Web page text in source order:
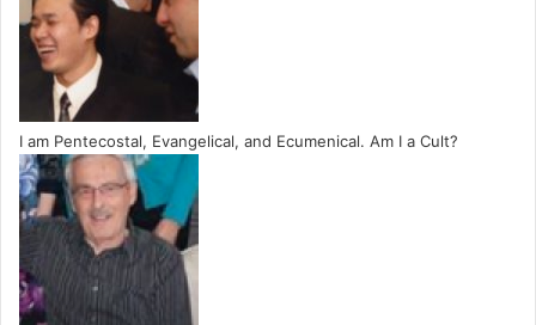
I am Pentecostal, Evangelical, and Ecumenical. Am I a Cult?